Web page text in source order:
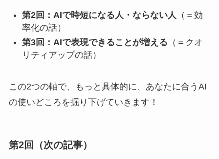
第2回：AIで時短になる人・ならない人
（＝効
率化の話）
第3回：AIで表現できることが増える （＝クオ
リティアップの話）
この2つの軸で、もっと具体的に、あなたに合うAI
の使いどころを掘り下げていきます！
第2回（次の記事）